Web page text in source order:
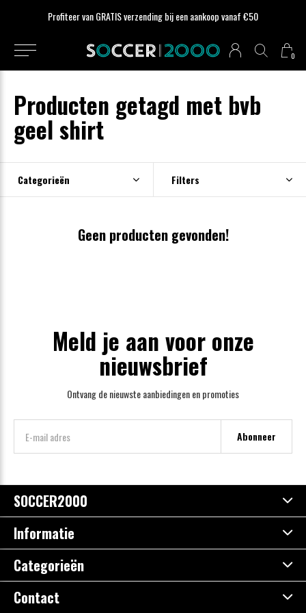
0
Profiteer van GRATIS verzending bij een aankoop vanaf €50
Producten getagd met bvb
geel shirt
Categorieën Filters
Geen producten gevonden!
Meld je aan voor onze
nieuwsbrief
Ontvang de nieuwste aanbiedingen en promoties
Abonneer
SOCCER2000
Informatie
Categorieën
Contact